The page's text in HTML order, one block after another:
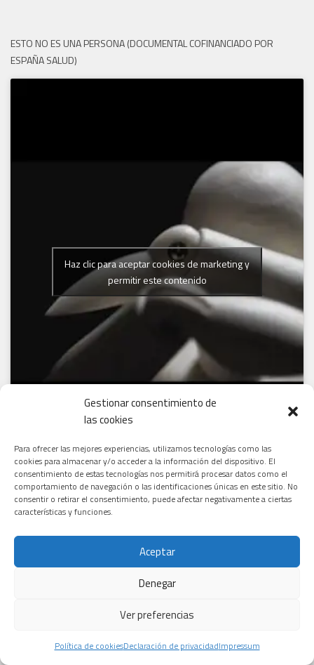
Gestionar consentimiento de
las cookies
Para ofrecer las mejores experiencias, utilizamos tecnologías como las
cookies para almacenar y/o acceder a la información del dispositivo. El
consentimiento de estas tecnologías nos permitirá procesar datos como el
comportamiento de navegación o las identificaciones únicas en este sitio. No
consentir o retirar el consentimiento, puede afectar negativamente a ciertas
características y funciones.
Aceptar
Denegar
Ver preferencias
Política de cookiesDeclaración de privacidadImpressum
ESTO NO ES UNA PERSONA (DOCUMENTAL COFINANCIADO POR
ESPAÑA SALUD)
Haz clic para aceptar cookies de marketing y
permitir este contenido
“LA PALABRA MALDITA” DOCUMENTAL SOBRE EL SUICIDIO EN ESPAÑA
Haz clic para aceptar cookies de marketing y